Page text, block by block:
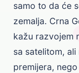
samo to da će
zemalja. Crna
kažu razvojem
sa satelitom,
premijera,